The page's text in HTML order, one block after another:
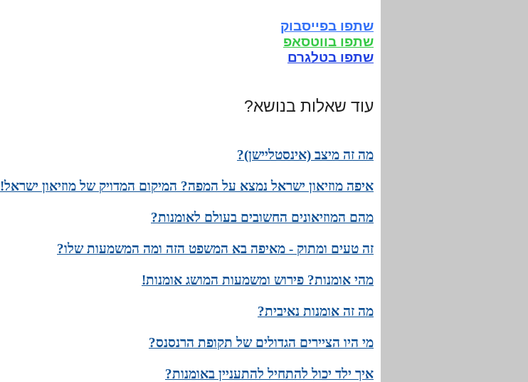
שתפו בפייסבוק
שתפו בווטסאפ
שתפו בטלגרם
עוד שאלות בנושא?
מה זה מיצב (אינסטליישן)?
איפה מוזיאון ישראל נמצא על המפה? המיקום המדויק של מוזיאון ישראל!
מהם המוזיאונים החשובים בעולם לאומנות?
זה טעים ומתוק - מאיפה בא המשפט הזה ומה המשמעות שלו?
מהי אומנות? פירוש ומשמעות המושג אומנות!
מה זה אומנות נאיבית?
מי היו הציירים הגדולים של תקופת הרנסנס?
איך ילד יכול להתחיל להתעניין באומנות?